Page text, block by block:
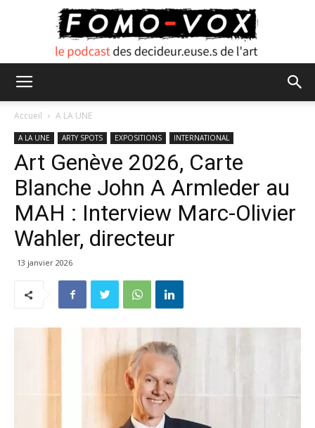
VOX
Accueil A LA UNE
A LA UNE ARTY SPOTS EXPOSITIONS INTERNATIONAL
Art Genève 2026, Carte
Blanche John A Armleder au
MAH : Interview Marc-Olivier
Wahler, directeur
13 janvier 2026